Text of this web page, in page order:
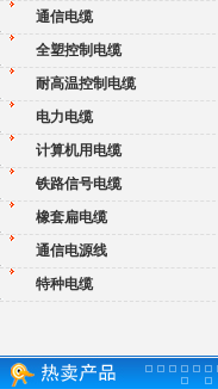
通信电缆
全塑控制电缆
耐高温控制电缆
电力电缆
计算机用电缆
铁路信号电缆
橡套扁电缆
通信电源线
特种电缆